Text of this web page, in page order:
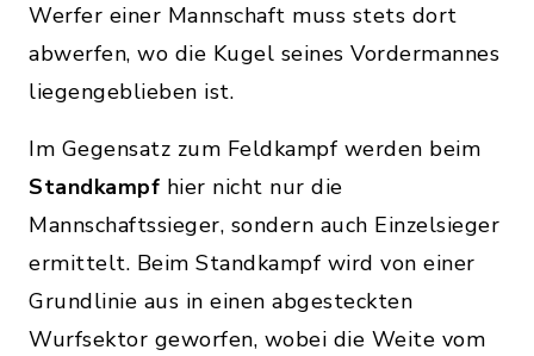
Werfer einer Mannschaft muss stets dort
abwerfen, wo die Kugel seines Vordermannes
liegengeblieben ist.
Im Gegensatz zum Feldkampf werden beim
Standkampf hier nicht nur die
Mannschaftssieger, sondern auch Einzelsieger
ermittelt. Beim Standkampf wird von einer
Grundlinie aus in einen abgesteckten
Wurfsektor geworfen, wobei die Weite vom